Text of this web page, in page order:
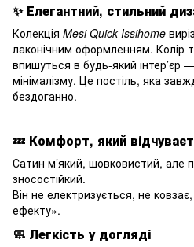
✨ Елегантний, стильний
Колекція Mesi Quick Issihome
лаконічним оформленням. Колір
впишуться в будь-який інтер’єр
мінімалізму. Це постіль, яка
бездоганно.
💤 Комфорт, який
Сатин м’який, шовковистий, але
зносостійкий.
Він не електризується, не
ефекту».
🧼 Легкість у догляді